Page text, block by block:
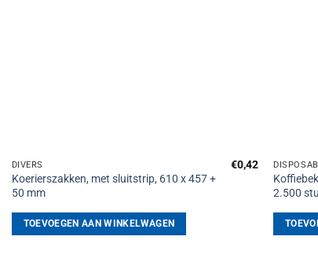
DIVERS
Koerierszakken, met sluitstrip, 610 x 457 +
50 mm
€0,42
TOEVOEGEN AAN WINKELWAGEN
2.500